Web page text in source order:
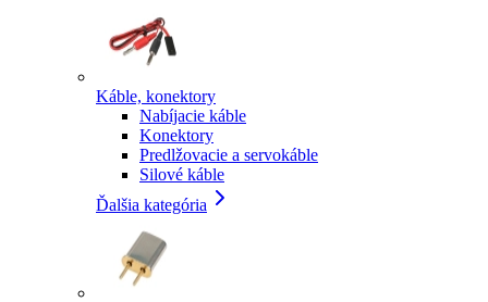
Káble, konektory
Nabíjacie káble
Konektory
Predlžovacie a servokáble
Silové káble
Ďalšia kategória